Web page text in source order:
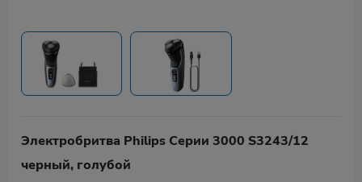
Электробритва Philips Серии 3000 S3243/12
черный, голубой